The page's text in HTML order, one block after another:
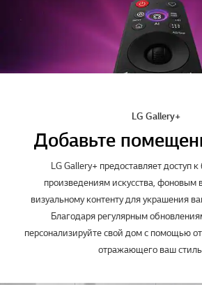
Одной кнопки AI достаточно для доступа и
функциями. С колесом прокрутки и
командами управление становится